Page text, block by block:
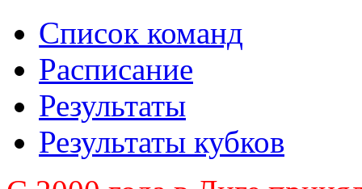
Список команд
Расписание
Результаты
Результаты кубков